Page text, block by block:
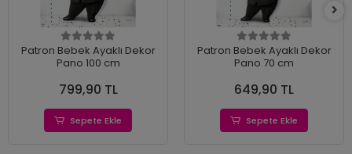
Patron Bebek Ayaklı Dekor
Pano 100 cm
799,90 TL
Sepete Ekle
Patron Bebek Ayaklı Dekor
Pano 70 cm
649,90 TL
Sepete Ekle